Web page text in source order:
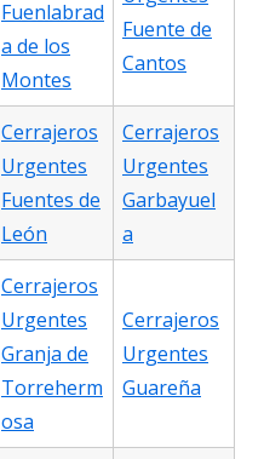
Fuenlabrad
a de los
Montes
Fuente de
Cantos
Cerrajeros
Urgentes
Fuentes de
León
Cerrajeros
Urgentes
Garbayuel
a
Cerrajeros
Urgentes
Granja de
Torreherm
osa
Cerrajeros
Urgentes
Guareña